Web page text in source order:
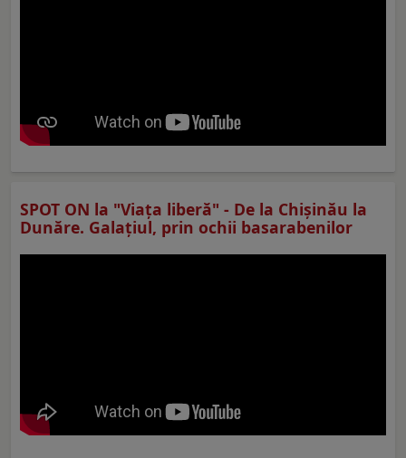
SPOT ON la "Viaţa liberă" - De la Chișinău la
Dunăre. Galațiul, prin ochii basarabenilor